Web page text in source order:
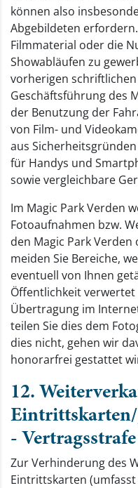
können also
Abgebildeten
Filmmaterial oder die
Showabläufen zu
vorherigen
Geschäftsführung des
der Benutzung der
von Film- und
aus
für Handys und
sowie vergleichbare
Im Magic Park Verden
Fotoaufnahmen bzw.
den Magic Park
meiden Sie Bereiche,
eventuell von Ihnen
Öffentlichkeit verwertet
Übertragung im
teilen Sie dies dem
dies nicht, gehen wir
honorarfrei gestattet
12.
Eintrittskarten/
- Vertragsstrafe
Zur Verhinderung des
Eintrittskarten